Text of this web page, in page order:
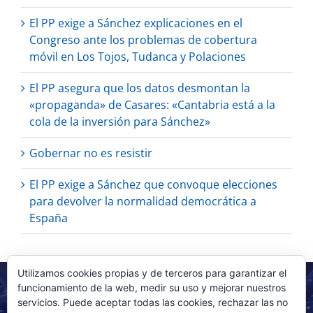
El PP exige a Sánchez explicaciones en el
Congreso ante los problemas de cobertura
móvil en Los Tojos, Tudanca y Polaciones
El PP asegura que los datos desmontan la
«propaganda» de Casares: «Cantabria está a la
cola de la inversión para Sánchez»
Gobernar no es resistir
El PP exige a Sánchez que convoque elecciones
para devolver la normalidad democrática a
España
Utilizamos cookies propias y de terceros para garantizar el
funcionamiento de la web, medir su uso y mejorar nuestros
servicios. Puede aceptar todas las cookies, rechazar las no